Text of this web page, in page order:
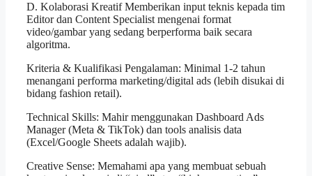
D. Kolaborasi Kreatif Memberikan input teknis kepada tim
Editor dan Content Specialist mengenai format
video/gambar yang sedang berperforma baik secara
algoritma.
Kriteria & Kualifikasi Pengalaman: Minimal 1-2 tahun
menangani performa marketing/digital ads (lebih disukai di
bidang fashion retail).
Technical Skills: Mahir menggunakan Dashboard Ads
Manager (Meta & TikTok) dan tools analisis data
(Excel/Google Sheets adalah wajib).
Creative Sense: Memahami apa yang membuat sebuah